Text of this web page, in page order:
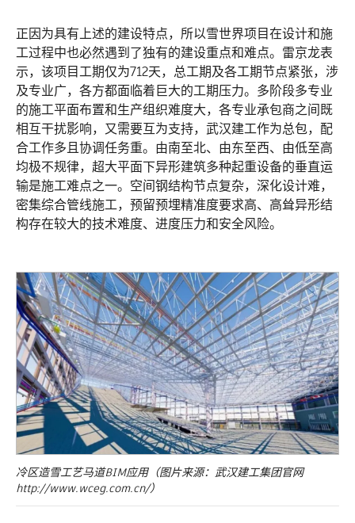
正因为具有上述的建设特点，所以雪世界项目在设计和施
工过程中也必然遇到了独有的建设重点和难点。雷京龙表
示，该项目工期仅为712天，总工期及各工期节点紧张，涉
及专业广，各方都面临着巨大的工期压力。多阶段多专业
的施工平面布置和生产组织难度大，各专业承包商之间既
相互干扰影响，又需要互为支持，武汉建工作为总包，配
合工作多且协调任务重。由南至北、由东至西、由低至高
均极不规律，超大平面下异形建筑多种起重设备的垂直运
输是施工难点之一。空间钢结构节点复杂，深化设计难，
密集综合管线施工，预留预埋精准度要求高、高耸异形结
构存在较大的技术难度、进度压力和安全风险。
冷区造雪工艺马道BIM应用（图片来源：武汉建工集团官网
http://www.wceg.com.cn/）